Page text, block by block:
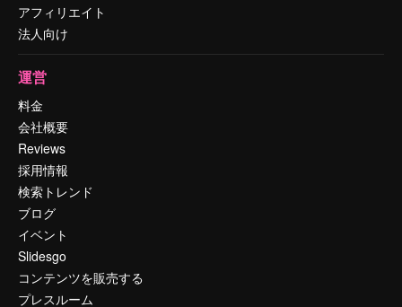
アフィリエイト
法人向け
運営
料金
会社概要
Reviews
採用情報
検索トレンド
ブログ
イベント
Slidesgo
コンテンツを販売する
プレスルーム